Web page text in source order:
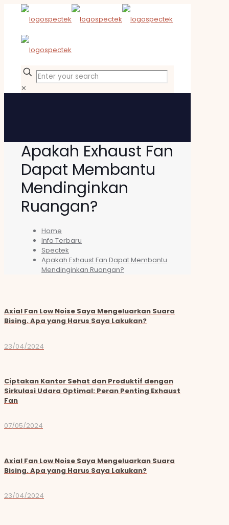
✕
Apakah Exhaust Fan
Dapat Membantu
Mendinginkan
Ruangan?
Home
Info Terbaru
Spectek
Apakah Exhaust Fan Dapat Membantu
Mendinginkan Ruangan?
Axial Fan Low Noise Saya Mengeluarkan Suara
Bising. Apa yang Harus Saya Lakukan?
23/04/2024
Ciptakan Kantor Sehat dan Produktif dengan
Sirkulasi Udara Optimal: Peran Penting Exhaust
Fan
07/05/2024
Axial Fan Low Noise Saya Mengeluarkan Suara
Bising. Apa yang Harus Saya Lakukan?
23/04/2024